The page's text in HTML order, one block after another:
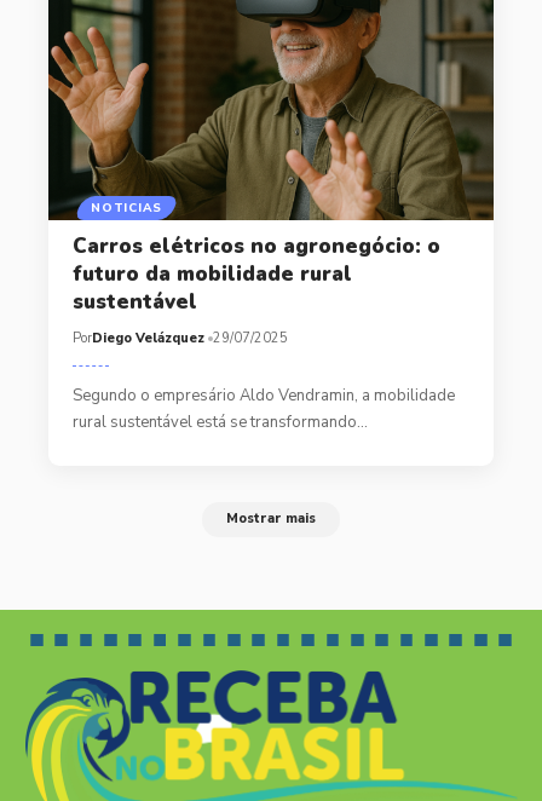
NOTICIAS
Carros elétricos no agronegócio: o
futuro da mobilidade rural
sustentável
PorDiego Velázquez 29/07/2025
Segundo o empresário Aldo Vendramin, a mobilidade
rural sustentável está se transformando…
Mostrar mais